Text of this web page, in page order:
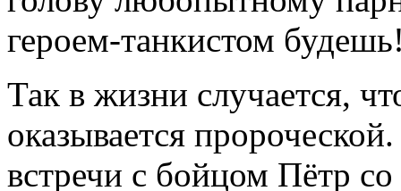
героем-танкистом
Так в жизни случается,
оказывается
встречи с бойцом Пётр